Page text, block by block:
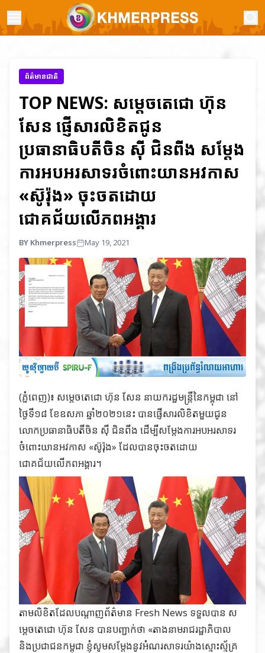
ព័ត៌មានជាតិ
TOP NEWS: សម្តេចតេជោ ហ៊ុន
សែន ផ្ញើសារលិខិតជូន
ប្រធានាធិបតីចិន ស៊ី ជិនពីង សម្តែង
ការអបអរសាទរចំពោះយានអវកាស
«ស៊ូរ៉ុង» ចុះចតដោយ
ជោគជ័យលើភពអង្គារ
BY Khmerpress May 19, 2021
(ភ្នំពេញ)៖ សម្តេចតេជោ ហ៊ុន សែន នាយករដ្ឋមន្រ្តីនៃកម្ពុជា នៅ
ថ្ងៃទី១៨ ខែឧសភា ឆ្នាំ២០២១នេះ បានផ្ញើសារលិខិតមួយជូន
លោកប្រធានាធិបតីចិន ស៊ី ជិនពីង ដើម្បីសម្តែងការអបអរសាទរ
ចំពោះយានអវកាស «ស៊ូរ៉ុង» ដែលបានចុះចតដោយ
ជោគជ័យលើភពអង្គារ។
តាមលិខិតដែលបណ្តាញព័ត៌មាន Fresh News ទទួលបាន ស
ម្តេចតេជោ ហ៊ុន សែន បានបញ្ជាក់ថា «តាងនាមរាជរដ្ឋាភិបាល
និងប្រជាជនកម្ពុជា ខ្ញុំសូមសម្តែងនូវអំណរសាទរយ៉ាងស្មោះស្ម័គ្រ